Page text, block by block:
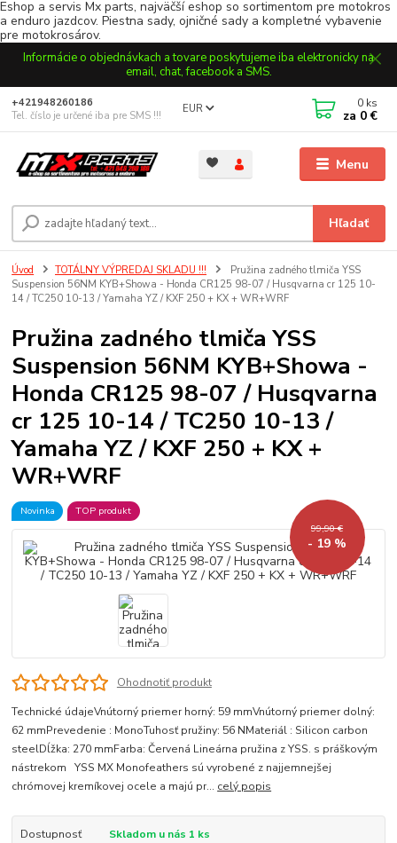
Eshop a servis Mx parts, najväčší eshop so sortimentom pre motokros
a enduro jazdcov. Piestna sady, ojničné sady a kompletné vybavenie
pre motokrosárov.
Informácie o objednávkach a tovare poskytujeme iba elektronicky na
email, chat, facebook a SMS.
Menu
EUR
Hľadať
+421948260186
Tel. číslo je určené iba pre SMS !!!
0 ks
za 0 €
Úvod TOTÁLNY VÝPREDAJ SKLADU !!!
Pružina zadného tlmiča YSS
Suspension 56NM KYB+Showa - Honda CR125 98-07 / Husqvarna cr 125 10-
14 / TC250 10-13 / Yamaha YZ / KXF 250 + KX + WR+WRF
Pružina zadného tlmiča YSS
Suspension 56NM KYB+Showa -
Honda CR125 98-07 / Husqvarna
cr 125 10-14 / TC250 10-13 /
Yamaha YZ / KXF 250 + KX +
WR+WRF
Novinka
TOP produkt
99,90 €
- 19 %
Ohodnotiť produkt
Technické údajeVnútorný priemer horný: 59 mmVnútorný priemer dolný:
62 mmPrevedenie : MonoTuhosť pružiny: 56 NMateriál : Silicon carbon
steelDĺžka: 270 mmFarba: Červená Lineárna pružina z YSS. s práškovým
nástrekom YSS MX Monofeathers sú vyrobené z najjemnejšej
chrómovej kremíkovej ocele a majú pr... celý popis
Dostupnosť
Skladom u nás 1 ks